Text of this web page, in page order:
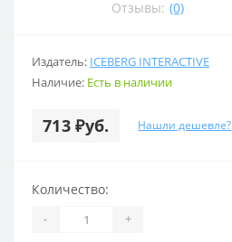
Отзывы: (0)
Издатель: ICEBERG INTERACTIVE
Наличие: Есть в наличии
713 ₽уб. Нашли дешевле?
Количество:
- +